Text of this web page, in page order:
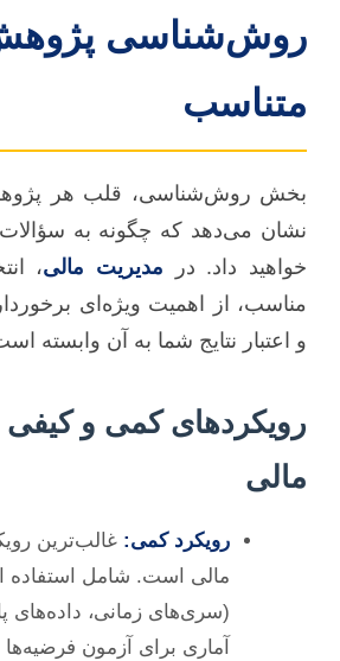
روش‌شناسی
متناسب
بخش روش‌شناسی، قلب هر
نشان می‌دهد که چگونه به
خواهید داد. در مدیریت مالی،
مناسب، از اهمیت ویژه‌ای
و اعتبار نتایج شما به آن وابسته
رویکردهای کمی و کیفی
مالی
رویکرد کمی: غالب‌ترین
مالی است. شامل استفاده
(سری‌های زمانی، داده‌های
آماری برای آزمون